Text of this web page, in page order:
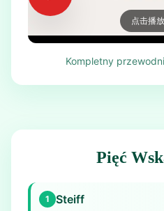
点击播
Kompletny
Pięć
1 Steiff